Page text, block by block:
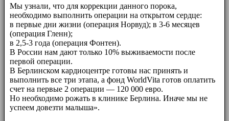
Мы узнали, что для коррекции данного порока,
необходимо выполнить операции на открытом сердце:
в первые дни жизни (операция Норвуд); в 3-6 месяцев
(операция Гленн);
в 2,5-3 года (операция Фонтен).
В России нам дают только 10% выживаемости после
первой операции.
В Берлинском кардиоцентре готовы нас принять и
выполнить все три этапа, а фонд WorldVita готов оплатить
счет на первые 2 операции — 120 000 евро.
Но необходимо рожать в клинике Берлина. Иначе мы не
успеем довезти малыша».